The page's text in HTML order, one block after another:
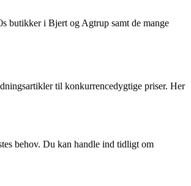
butikker i Bjert og Agtrup samt de mange
til konkurrencedygtige priser. Her
behov. Du kan handle ind tidligt om